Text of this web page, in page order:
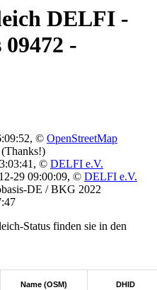
DELFI -
-
© OpenStreetMap
(Thanks!)
© DELFI e.V.
29 09:00:09, © DELFI e.V.
DE / BKG 2022
Status finden sie in den
Name (OSM) DHID